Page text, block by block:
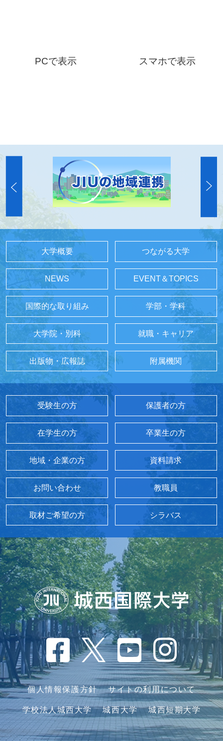
PCで表示 スマホで表示
大学概要 つながる大学
NEWS EVENT＆TOPICS
国際的な取り組み 学部・学科
大学院・別科 就職・キャリア
出版物・広報誌 附属機関
受験生の方 保護者の方
在学生の方 卒業生の方
地域・企業の方 資料請求
お問い合わせ 教職員
取材ご希望の方 シラバス
個人情報保護方針 サイトの利用について
学校法人城西大学 城西大学 城西短期大学